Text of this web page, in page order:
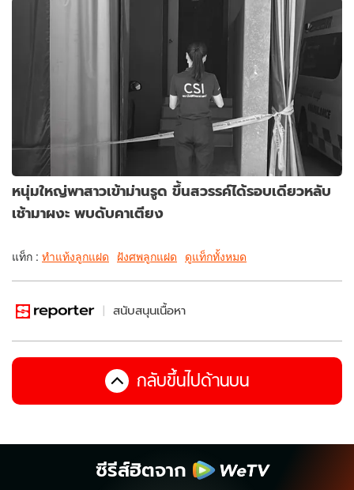
หนุ่มใหญ่พาสาวเข้าม่านรูด ขึ้นสวรรค์ได้รอบเดียวหลับ
เช้ามาผงะ พบดับคาเตียง
แท็ก : ทำแท้งลูกแฝด ฝังศพลูกแฝด ดูแท็กทั้งหมด
สนับสนุนเนื้อหา
กลับขึ้นไปด้านบน
ซีรีส์ฮิตจาก